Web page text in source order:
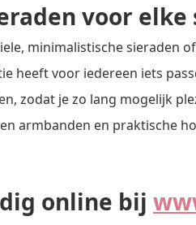
voor
minimalistische sieraden
heeft voor iedereen iets
zodat je zo lang mogelijk
armbanden en praktische
online bij